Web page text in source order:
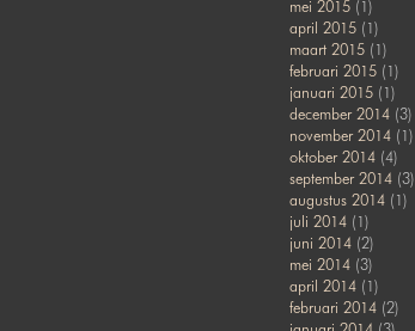
mei 2015(1)
april 2015(1)
maart 2015(1)
februari 2015(1)
januari 2015(1)
december 2014(3)
november 2014(1)
oktober 2014(4)
september 2014(3)
augustus 2014(1)
juli 2014(1)
juni 2014(2)
mei 2014(3)
april 2014(1)
februari 2014(2)